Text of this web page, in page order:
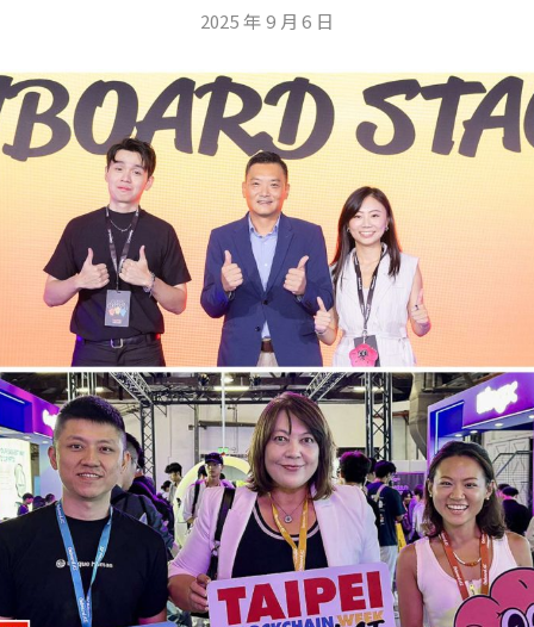
2025 年 9 月 6 日